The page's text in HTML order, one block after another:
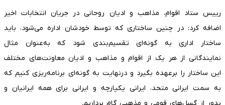
رییس ستاد اقوام، مذاهب و ادیان روحانی در جریان انتخابات اخیر
اضافه کرد: در چنین ساختاری که توسط خودشان اداره می‌شود، باید
ساختار اداری به گونه‌ای تقسیم‌بندی شود که به‌عنوان مثال
نمایندگانی از هر یک از اقوام و مذاهب و ادیان معاونت‌های مختلف
این ساختار را برعهده بگیرد و در‌‌نهایت به گونه‌ای برنامه‌ریزی کنیم که
به سمت ایرانی متحد، ایرانی یکپارچه و ایرانی برای همه ایرانیان و